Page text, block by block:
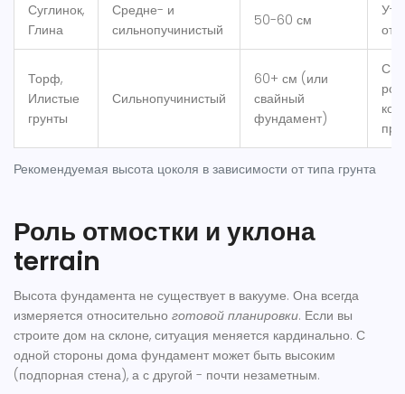
Рекомендуемая высота цоколя в зависимости от типа грунта
Суглинок,
Глина
Средне- и
сильнопучинистый
50-60 см
Торф,
Илистые
грунты
Сильнопучинистый
60+ см (или
свайный
фундамент)
Роль отмостки и уклона
terrain
Высота фундамента не существует в вакууме. Она всегда
измеряется относительно готовой планировки. Если вы
строите дом на склоне, ситуация меняется кардинально. С
одной стороны дома фундамент может быть высоким
(подпорная стена), а с другой - почти незаметным.